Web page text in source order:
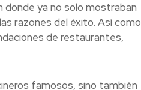
donde ya no solo mostraban
razones del éxito. Así como
de restaurantes,
famosos, sino también